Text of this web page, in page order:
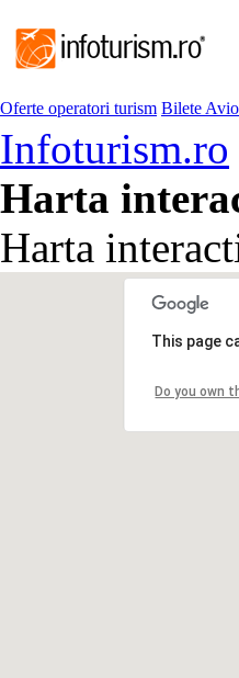
Oferte operatori turism Bilete
Infoturism.ro
Harta
Harta
This page
Do you own